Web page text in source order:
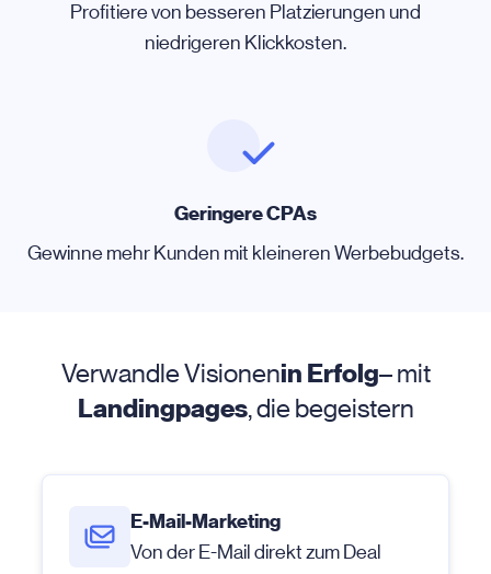
Profitiere von besseren Platzierungen und
niedrigeren Klickkosten.
Geringere CPAs
Gewinne mehr Kunden mit kleineren Werbebudgets.
Verwandle Visionenin Erfolg– mit
Landingpages, die begeistern
E-Mail-Marketing
Von der E-Mail direkt zum Deal